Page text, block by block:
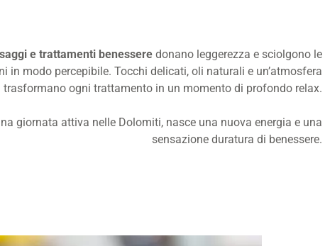
e trattamenti benessere donano leggerezza e sciolgono le
in modo percepibile. Tocchi delicati, oli naturali e un’atmosfera
ogni trattamento in un momento di profondo relax.
giornata attiva nelle Dolomiti, nasce una nuova energia e una
sensazione duratura di benessere.